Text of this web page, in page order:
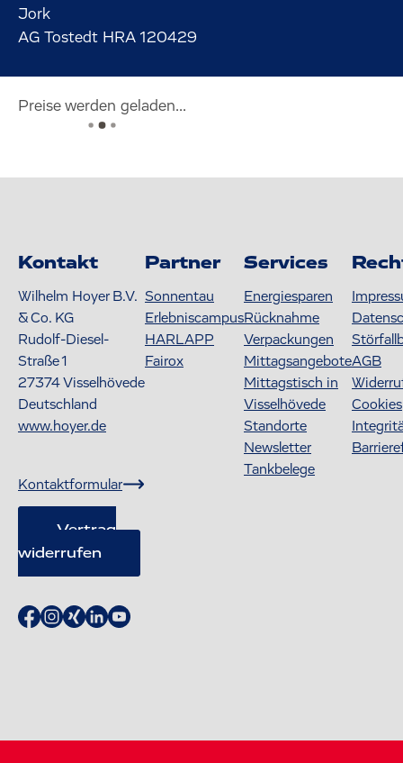
Jork
AG Tostedt HRA 120429
Preise werden geladen...
Kontakt
Wilhelm Hoyer B.V.
& Co. KG
Rudolf-Diesel-
Straße 1
27374Visselhövede
Deutschland
www.hoyer.de
Kontaktformular
Vertrag
widerrufen
Partner
Sonnentau
Erlebniscampus
HARLAPP
Fairox
Services
Energiesparen
Rücknahme
Verpackungen
Mittagsangebote
Mittagstisch in
Visselhövede
Standorte
Newsletter
Tankbelege
AGB
Cookies